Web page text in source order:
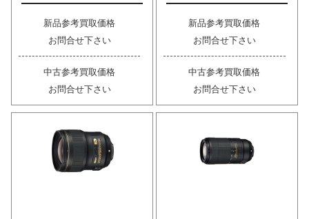
新品参考買取価格
お問合せ下さい
中古参考買取価格
お問合せ下さい
新品参考買取価格
お問合せ下さい
中古参考買取価格
お問合せ下さい